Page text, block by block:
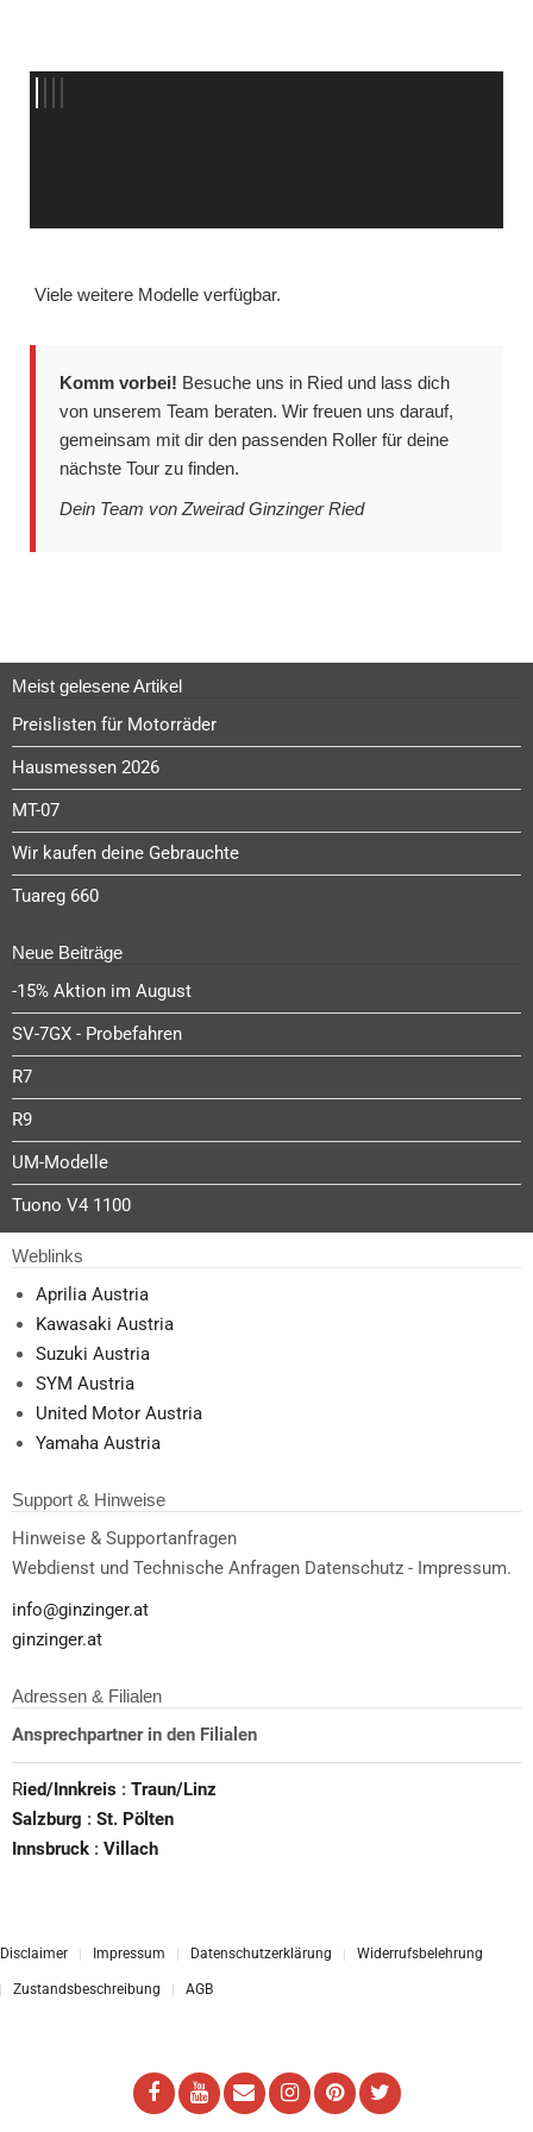
Viele weitere Modelle verfügbar.
Komm vorbei! Besuche uns in Ried und lass dich
von unserem Team beraten. Wir freuen uns darauf,
gemeinsam mit dir den passenden Roller für deine
nächste Tour zu finden.
Dein Team von Zweirad Ginzinger Ried
Meist gelesene Artikel
Preislisten für Motorräder
Hausmessen 2026
MT-07
Wir kaufen deine Gebrauchte
Tuareg 660
Neue Beiträge
-15% Aktion im August
SV-7GX - Probefahren
R7
R9
UM-Modelle
Tuono V4 1100
Weblinks
Aprilia Austria
Kawasaki Austria
Suzuki Austria
SYM Austria
United Motor Austria
Yamaha Austria
Support & Hinweise
Hinweise & Supportanfragen
Webdienst und Technische Anfragen Datenschutz - Impressum.
info@ginzinger.at
ginzinger.at
Adressen & Filialen
Ansprechpartner in den Filialen
Ried/Innkreis : Traun/Linz
Salzburg : St. Pölten
Innsbruck : Villach
Disclaimer Impressum Datenschutzerklärung Widerrufsbelehrung
Zustandsbeschreibung AGB